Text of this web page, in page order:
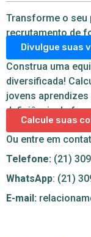
Transforme o seu
recrutamento de
Divulgue suas
Construa uma
diversificada!
jovens
deficiência de
Calcule suas
Ou entre em
Telefone: (21)
WhatsApp: (21)
E-mail: